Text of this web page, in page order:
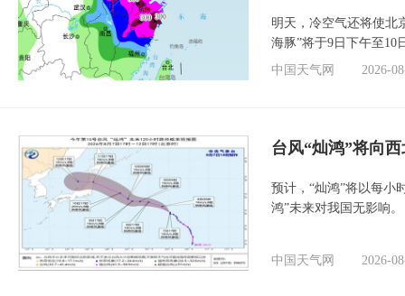
明天，冷空气还将使北
海豚”将于9日下午至10
中国天气网
2026-
台风“灿鸿”将向
预计，“灿鸿”将以每小
鸿”未来对我国无影响。
中国天气网 2026-